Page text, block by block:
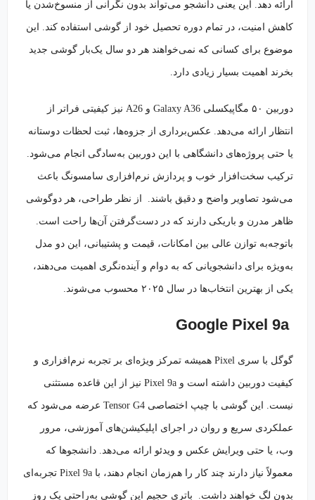
ارائه دهد. این یعنی دانشجو می‌تواند بدون نگرانی از منسوخ‌شدن یا
کاهش امنیت، در تمام دوره تحصیل خود از گوشی استفاده کند. این
موضوع برای کسانی که نمی‌خواهند هر دو سال یک‌بار گوشی جدید
بخرند اهمیت بسیار زیادی دارد.
دوربین ۵۰ مگاپیکسلی Galaxy A36 و A26 نیز کیفیتی فراتر از
انتظار ارائه می‌دهد. عکس‌برداری از جزوه‌ها، ثبت لحظات دوستانه
یا حتی پروژه‌های دانشگاهی با این دوربین به‌سادگی انجام می‌شود.
ترکیب سخت‌افزار خوب و پردازش نرم‌افزاری سامسونگ باعث
می‌شود تصاویر واضح و دقیق باشند. از نظر طراحی، هر دوگوشی
ظاهر مدرن و باریکی دارند که در دست‌گرفتن آن‌ها راحت است.
باتوجه‌به توازن عالی بین امکانات، قیمت و پشتیبانی، این دو مدل
به‌ویژه برای دانشجویانی که به دوام و آینده‌نگری اهمیت می‌دهند،
یکی از بهترین انتخاب‌ها در سال ۲۰۲۵ محسوب می‌شوند.
گوگل با سری Pixel همیشه تمرکز ویژه‌ای بر تجربه نرم‌افزاری و
کیفیت دوربین داشته است و Pixel 9a نیز از این قاعده مستثنی
نیست. این گوشی با چیپ اختصاصی Tensor G4 عرضه می‌شود که
عملکردی سریع و روان در اجرای اپلیکیشن‌های آموزشی، مرور
وب، یا حتی ویرایش عکس و ویدئو ارائه می‌دهد. دانشجوها که
معمولاً نیاز دارند چند کار را هم‌زمان انجام دهند، با Pixel 9a تجربه‌ای
بدون لگ خواهند داشت. باتری حجیم این گوشی به‌راحتی یک روز